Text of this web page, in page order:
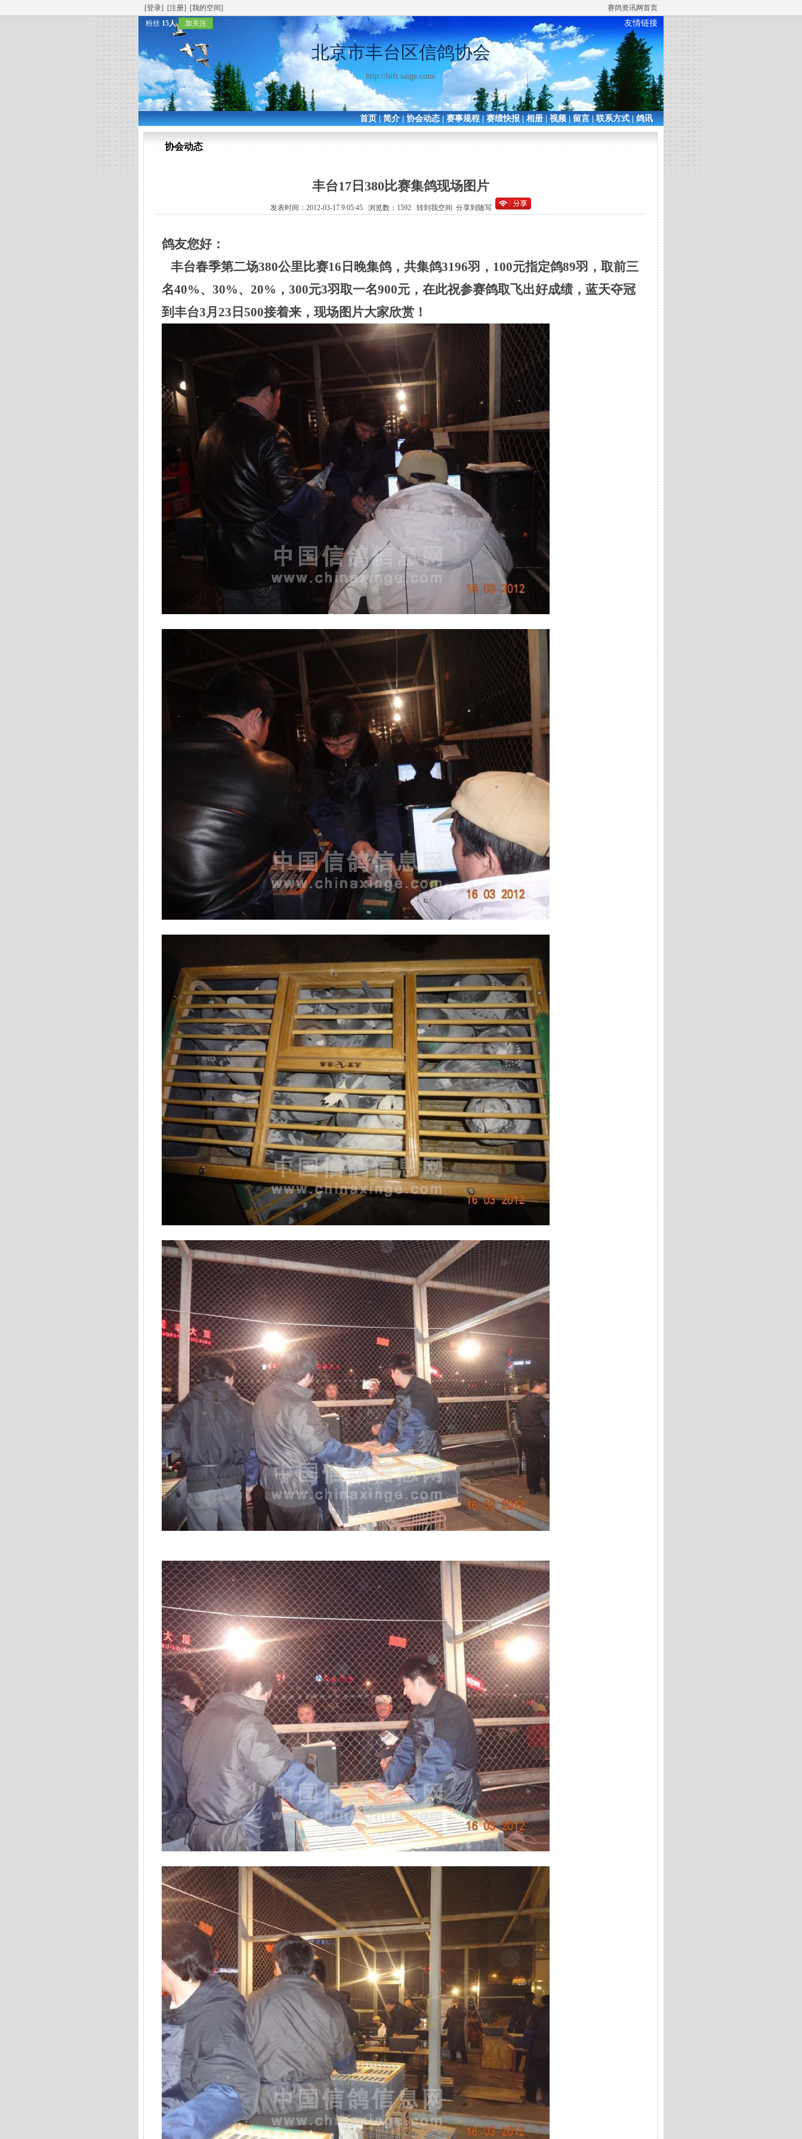
[登录] [注册] [我的空间]
赛鸽资讯网首页
粉丝 15人 加关注 友情链接
北京市丰台区信鸽协会
http://bift.saige.com/
首页|简介|协会动态|赛事规程|赛绩快报|相册|视频|留言|联系方式|鸽讯
协会动态
丰台17日380比赛集鸽现场图片
发表时间：2012-03-17 9:05:45 浏览数：1592 转到我空间 分享到随写
鸽友您好：
丰台春季第二场380公里比赛16日晚集鸽，共集鸽3196羽，100元指定鸽89羽，取前三
名40%、30%、20%，300元3羽取一名900元，在此祝参赛鸽取飞出好成绩，蓝天夺冠
到丰台3月23日500接着来，现场图片大家欣赏！